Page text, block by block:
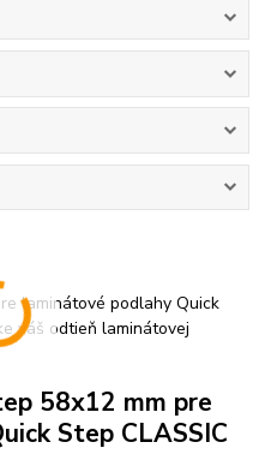
laminátové podlahy Quick
váš odtieň laminátovej
58x12 mm pre
Step CLASSIC